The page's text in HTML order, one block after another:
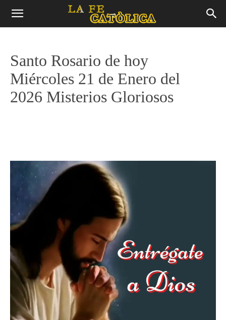
Santo Rosario de hoy
Miércoles 21 de Enero del
2026 Misterios Gloriosos